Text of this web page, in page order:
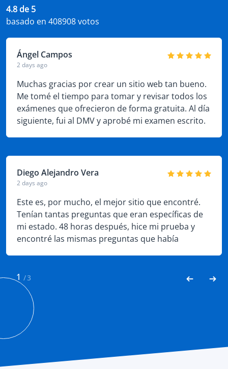
4.8 de 5
basado en 408908 votos
Ángel Campos
2 days ago
Muchas gracias por crear un sitio web tan bueno.
Me tomé el tiempo para tomar y revisar todos los
exámenes que ofrecieron de forma gratuita. Al día
siguiente, fui al DMV y aprobé mi examen escrito.
Diego Alejandro Vera
2 days ago
Este es, por mucho, el mejor sitio que encontré.
Tenían tantas preguntas que eran específicas de
mi estado. 48 horas después, hice mi prueba y
encontré las mismas preguntas que había
1 /3